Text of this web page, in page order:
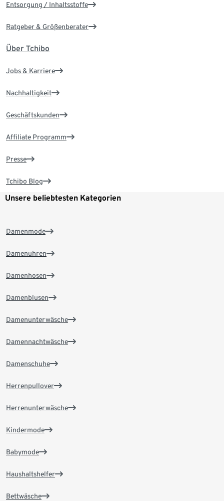
Entsorgung / Inhaltsstoffe
Ratgeber & Größenberater
Über Tchibo
Jobs & Karriere
Nachhaltigkeit
Geschäftskunden
Affiliate Programm
Presse
Tchibo Blog
Unsere beliebtesten Kategorien
Damenmode
Damenuhren
Damenhosen
Damenblusen
Damenunterwäsche
Damennachtwäsche
Damenschuhe
Herrenpullover
Herrenunterwäsche
Kindermode
Babymode
Haushaltshelfer
Bettwäsche